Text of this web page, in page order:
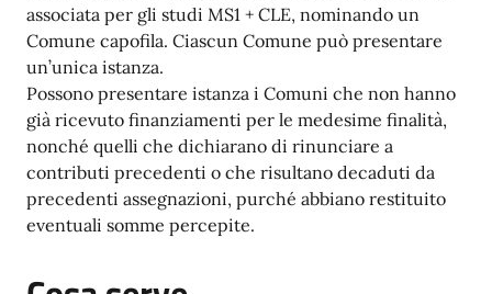
associata per gli studi MS1 + CLE, nominando un
Comune capofila. Ciascun Comune può presentare
un’unica istanza.
Possono presentare istanza i Comuni che non hanno
già ricevuto finanziamenti per le medesime finalità,
nonché quelli che dichiarano di rinunciare a
contributi precedenti o che risultano decaduti da
precedenti assegnazioni, purché abbiano restituito
eventuali somme percepite.